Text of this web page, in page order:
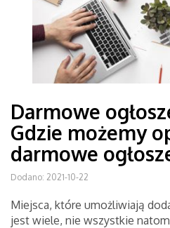
Darmowe
Gdzie możemy
darmowe
Dodano: 2021-10-22
Miejsca, które umożliwiają
jest wiele, nie wszystkie